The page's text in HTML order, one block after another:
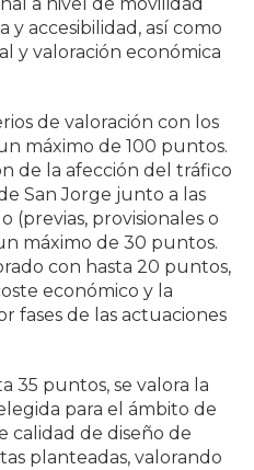
a nivel de movilidad
y accesibilidad, así como
y valoración económica
de valoración con los
máximo de 100 puntos.
de la afección del tráfico
San Jorge junto a las
(previas, provisionales o
máximo de 30 puntos.
con hasta 20 puntos,
económico y la
fases de las actuaciones
35 puntos, se valora la
para el ámbito de
calidad de diseño de
planteadas, valorando